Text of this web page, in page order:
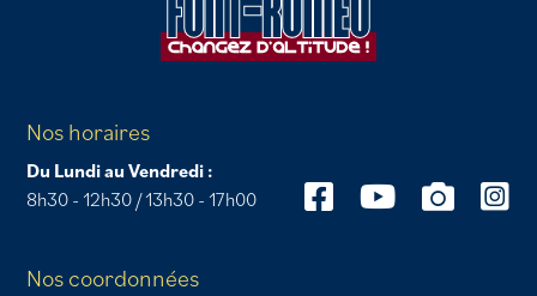
Nos horaires
Du Lundi au Vendredi :
8h30 - 12h30 / 13h30 - 17h00
Nos coordonnées